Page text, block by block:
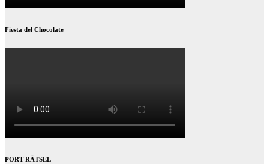
Fiesta del Chocolate
PORT RÄTSEL